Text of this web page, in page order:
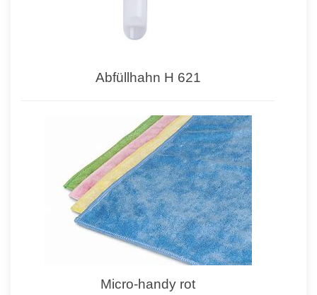
Abfüllhahn H 621
Micro-handy rot